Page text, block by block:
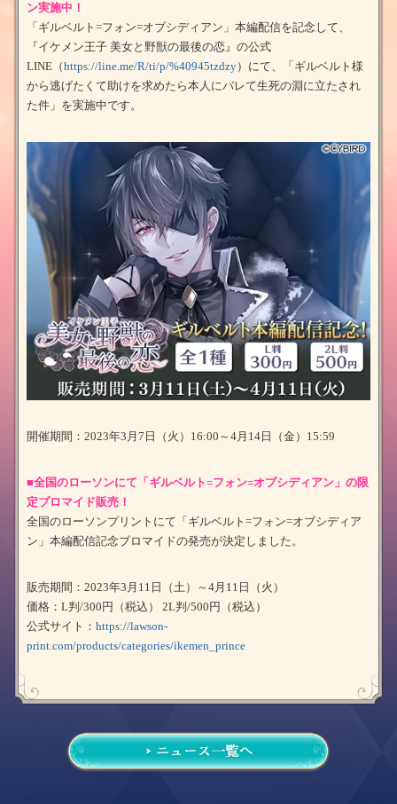
ン実施中！
「ギルベルト=フォン=オブシディアン」本編配信を記念して、
『イケメン王子 美女と野獣の最後の恋』の公式
LINE（https://line.me/R/ti/p/%40945tzdzy）にて、「ギルベルト様
から逃げたくて助けを求めたら本人にバレて生死の淵に立たされ
た件」を実施中です。
開催期間：2023年3月7日（火）16:00～4月14日（金）15:59
■全国のローソンにて「ギルベルト=フォン=オブシディアン」の限
定ブロマイド販売！
全国のローソンプリントにて「ギルベルト=フォン=オブシディア
ン」本編配信記念ブロマイドの発売が決定しました。
販売期間：2023年3月11日（土）～4月11日（火）
価格：L判/300円（税込） 2L判/500円（税込）
公式サイト： https://lawson-
print.com/products/categories/ikemen_prince